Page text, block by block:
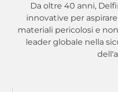
Da oltre 40 anni,
innovative per
materiali pericolosi e
leader globale nella